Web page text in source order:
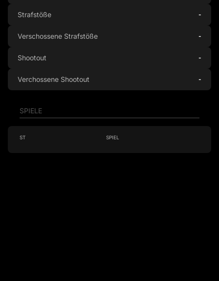
SPIELE
ST SPIEL
Strafstöße -
Verschossene Strafstöße -
Shootout -
Verchossene Shootout -